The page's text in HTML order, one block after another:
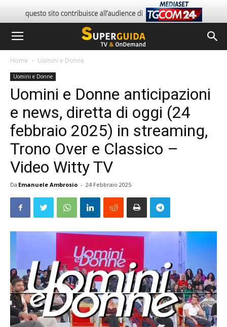
Home Uomini e Donne
Uomini e Donne
Uomini e Donne anticipazioni
e news, diretta di oggi (24
febbraio 2025) in streaming,
Trono Over e Classico –
Video Witty TV
Da Emanuele Ambrosio - 24 Febbraio 2025